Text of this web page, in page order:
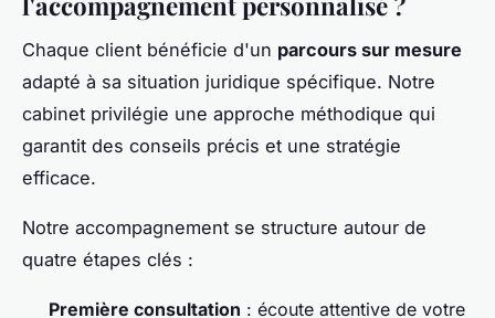
Chaque client bénéficie d'un parcours sur mesure
adapté à sa situation juridique spécifique. Notre
cabinet privilégie une approche méthodique qui
garantit des conseils précis et une stratégie
efficace.
Notre accompagnement se structure autour de
quatre étapes clés :
Première consultation : écoute attentive de votre